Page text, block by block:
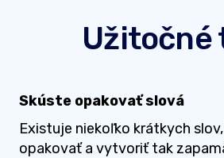
Užitočné
Skúste opakovať slová
Existuje niekoľko krátkych
opakovať a vytvoriť tak